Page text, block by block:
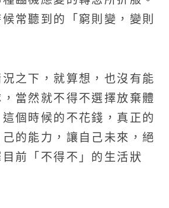
常聽到的「窮則變，變則
之下，就算想，也沒有能
當然就不得不選擇放棄體
個時候的不花錢，真正的
的能力，讓自己未來，絕
前「不得不」的生活狀